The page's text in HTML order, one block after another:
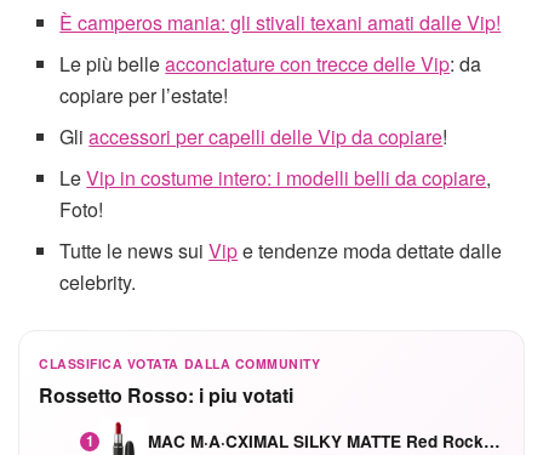
È camperos mania: gli stivali texani amati dalle Vip!
Le più belleacconciature con trecce delle Vip: da
copiare per l’estate!
Gliaccessori per capelli delle Vip da copiare!
LeVip in costume intero: i modelli belli da copiare,
Foto!
Tutte le news suiVipe tendenze moda dettate dalle
celebrity.
CLASSIFICA VOTATA DALLA COMMUNITY
Rossetto Rosso: i piu votati
1 MAC M·A·CXIMAL SILKY MATTE Red Rock mat